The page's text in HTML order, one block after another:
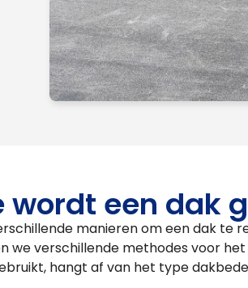
wordt een dak
manieren om een dak te
we verschillende methodes voor
hangt af van het type